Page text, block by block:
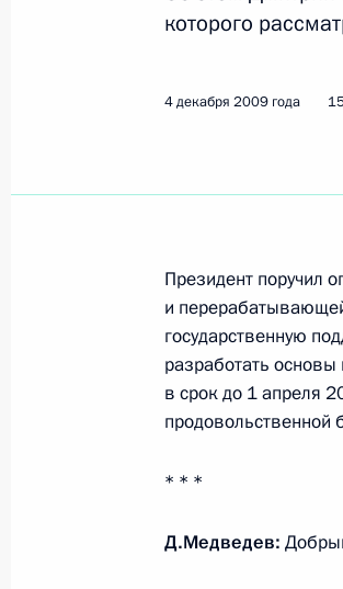
Президента на
8 декабря 2009 года,
Дмитрий
о предоставлении
интересов страны
которого
4 декабря 2009 года
Президент поручил
и
государственную
разработать основы
в срок до 1 апреля
продовольственной
* * *
Д.Медведев: